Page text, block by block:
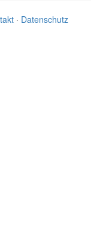
· Datenschutz